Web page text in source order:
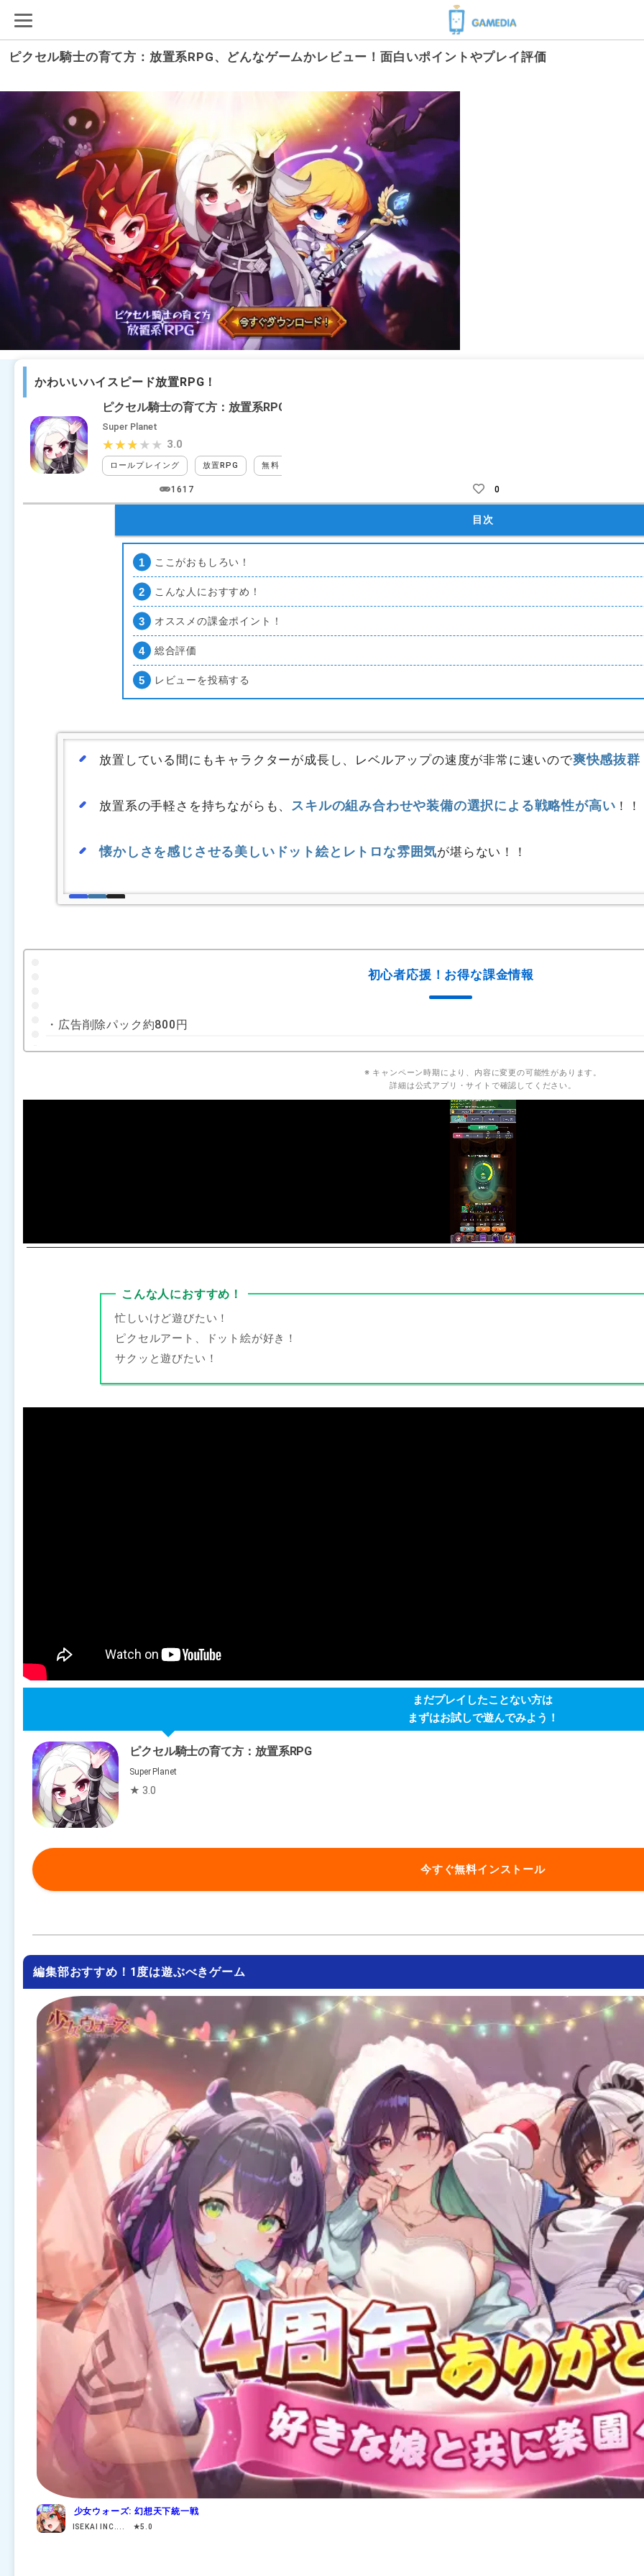
ピクセル騎士の育て方：放置系RPG、どんなゲームかレビュー！面白いポイントやプレイ評価
かわいいハイスピード放置RPG！
ピクセル騎士の育て方：放置系RPG
Super Planet
ロールプレイング 放置RPG 無料
★★★★★
★★★★★ 3.0
1617 0
目次
ここがおもしろい！
こんな人におすすめ！
オススメの課金ポイント！
総合評価
レビューを投稿する
放置している間にもキャラクターが成長し、レベルアップの速度が非常に速いので爽快感抜群
放置系の手軽さを持ちながらも、 スキルの組み合わせや装備の選択による戦略性が高い ！！
懐かしさを感じさせる美しいドット絵とレトロな雰囲気が堪らない！！
初心者応援！お得な課金情報
・広告削除パック約800円
※ キャンペーン時期により、内容に変更の可能性があります。
詳細は公式アプリ・サイトで確認してください。
こんな人におすすめ！
忙しいけど遊びたい！
ピクセルアート、ドット絵が好き！
サクッと遊びたい！
まだプレイしたことない方は
まずはお試しで遊んでみよう！
ピクセル騎士の育て方：放置系RPG
Super Planet
★ 3.0
今すぐ無料インストール
編集部おすすめ！1度は遊ぶべきゲーム
少女ウォーズ: 幻想天下統一戦
ISEKAI INC.... ★5.0